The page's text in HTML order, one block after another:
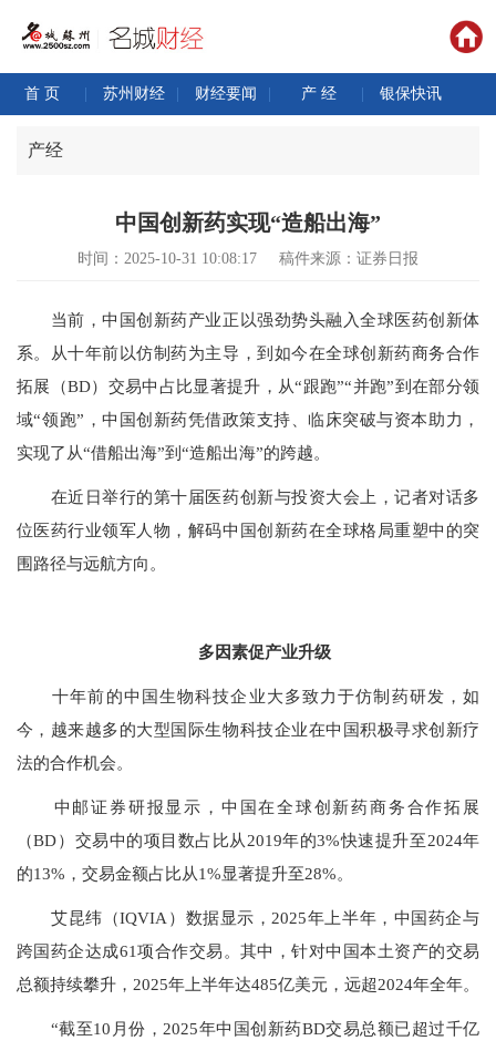
首 页 | 苏州财经 | 财经要闻 | 产 经 | 银保快讯
产经
中国创新药实现“造船出海”
时间：2025-10-31 10:08:17 稿件来源：证券日报
当前，中国创新药产业正以强劲势头融入全球医药创新体
系。从十年前以仿制药为主导，到如今在全球创新药商务合作
拓展（BD）交易中占比显著提升，从“跟跑”“并跑”到在部分领
域“领跑”，中国创新药凭借政策支持、临床突破与资本助力，
实现了从“借船出海”到“造船出海”的跨越。
在近日举行的第十届医药创新与投资大会上，记者对话多
位医药行业领军人物，解码中国创新药在全球格局重塑中的突
围路径与远航方向。
多因素促产业升级
十年前的中国生物科技企业大多致力于仿制药研发，如
今，越来越多的大型国际生物科技企业在中国积极寻求创新疗
法的合作机会。
中邮证券研报显示，中国在全球创新药商务合作拓展
（BD）交易中的项目数占比从2019年的3%快速提升至2024年
的13%，交易金额占比从1%显著提升至28%。
艾昆纬（IQVIA）数据显示，2025年上半年，中国药企与
跨国药企达成61项合作交易。其中，针对中国本土资产的交易
总额持续攀升，2025年上半年达485亿美元，远超2024年全年。
“截至10月份，2025年中国创新药BD交易总额已超过千亿